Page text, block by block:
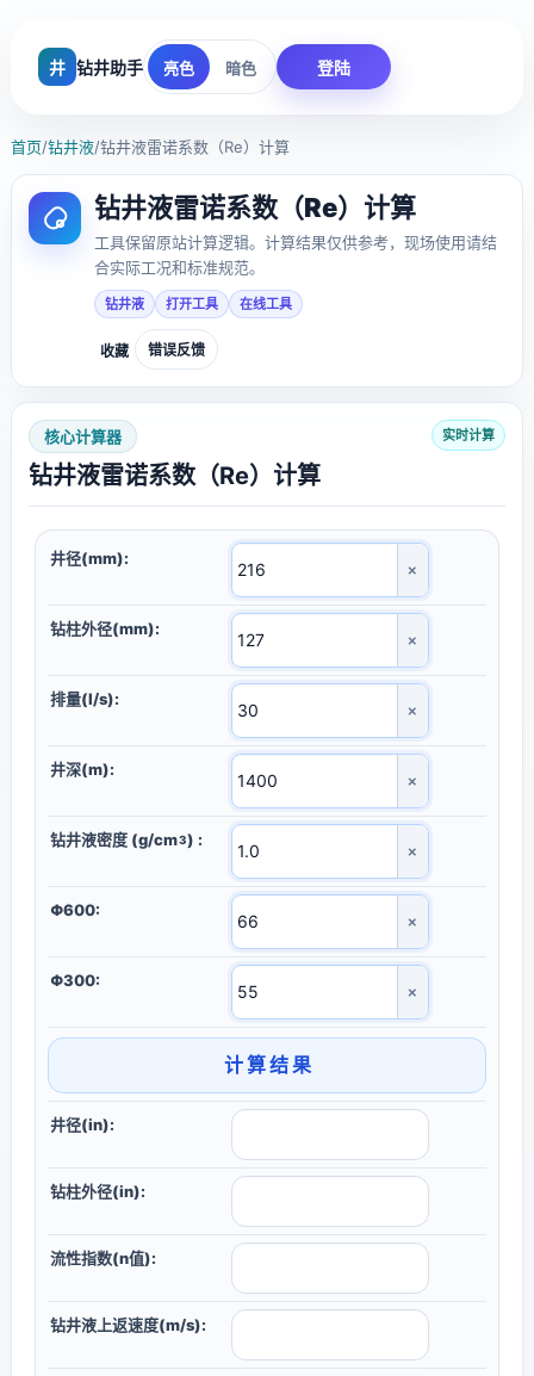
井 钻井助手 亮色 暗色 登陆
首页/钻井液/钻井液雷诺系数（Re）计算
钻井液雷诺系数（Re）计算
工具保留原站计算逻辑。计算结果仅供参考，现场使用请结
合实际工况和标准规范。
钻井液 打开工具 在线工具
收藏 错误反馈
核心计算器
钻井液雷诺系数（Re）计算
实时计算
井径(mm):
×
钻柱外径(mm):
×
排量(l/s):
×
井深(m):
×
钻井液密度 (g/cm3) :
×
Φ600:
×
Φ300:
×
计 算 结 果
井径(in):
钻柱外径(in):
流性指数(n值):
钻井液上返速度(m/s):